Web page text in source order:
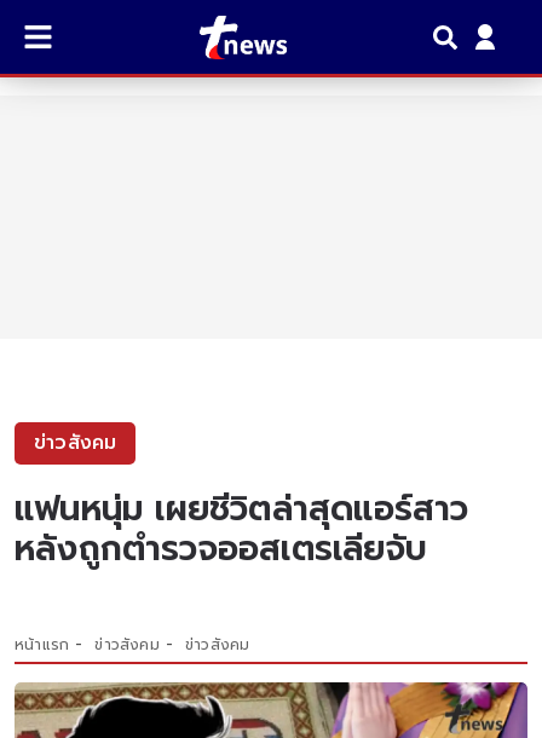
ข่าวสังคม
แฟนหนุ่ม เผยชีวิตล่าสุดแอร์สาว
หลังถูกตำรวจออสเตรเลียจับ
หน้าแรก ข่าวสังคม ข่าวสังคม